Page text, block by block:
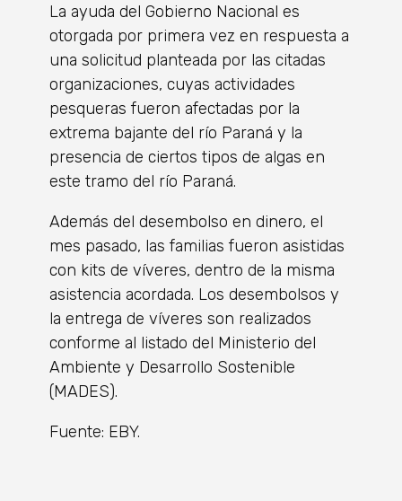
La ayuda del Gobierno Nacional es
otorgada por primera vez en respuesta a
una solicitud planteada por las citadas
organizaciones, cuyas actividades
pesqueras fueron afectadas por la
extrema bajante del río Paraná y la
presencia de ciertos tipos de algas en
este tramo del río Paraná.
Además del desembolso en dinero, el
mes pasado, las familias fueron asistidas
con kits de víveres, dentro de la misma
asistencia acordada. Los desembolsos y
la entrega de víveres son realizados
conforme al listado del Ministerio del
Ambiente y Desarrollo Sostenible
(MADES).
Fuente: EBY.